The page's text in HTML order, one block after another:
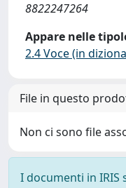
8822247264
Appare nelle
2.4 Voce (in
File in questo
Non ci sono file
I documenti in